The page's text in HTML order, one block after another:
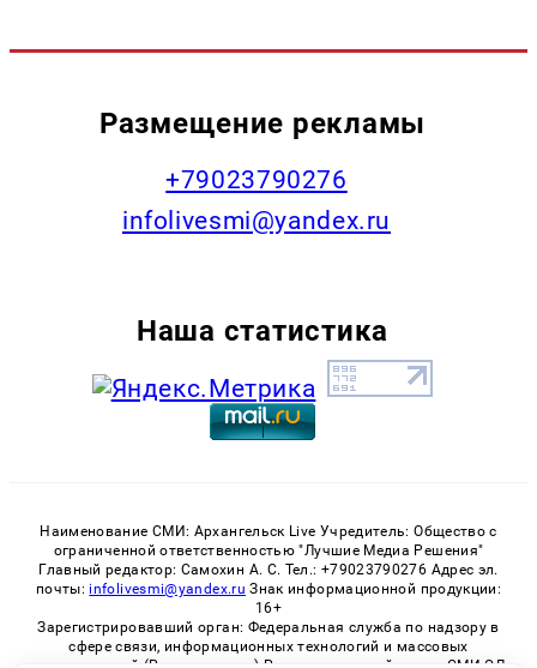
Размещение рекламы
+79023790276
infolivesmi@yandex.ru
Наша статистика
Наименование СМИ: Архангельск Live Учредитель: Общество с
ограниченной ответственностью "Лучшие Медиа Решения"
Главный редактор: Самохин А. С. Тел.: +79023790276 Адрес эл.
почты: infolivesmi@yandex.ru Знак информационной продукции:
16+
Зарегистрировавший орган: Федеральная служба по надзору в
сфере связи, информационных технологий и массовых